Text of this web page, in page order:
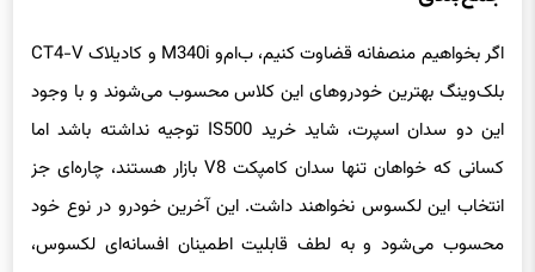
اگر بخواهیم منصفانه قضاوت کنیم، ب‌ام‌و M340i و کادیلاک CT4-V
بلک‌وینگ بهترین خودروهای این کلاس محسوب می‌شوند و با وجود
این دو سدان اسپرت، شاید خرید IS500 توجیه نداشته باشد اما
کسانی که خواهان تنها سدان کامپکت V8 بازار هستند، چاره‌ای جز
انتخاب این لکسوس نخواهند داشت. این آخرین خودرو در نوع خود
محسوب می‌شود و به لطف قابلیت اطمینان افسانه‌ای لکسوس،